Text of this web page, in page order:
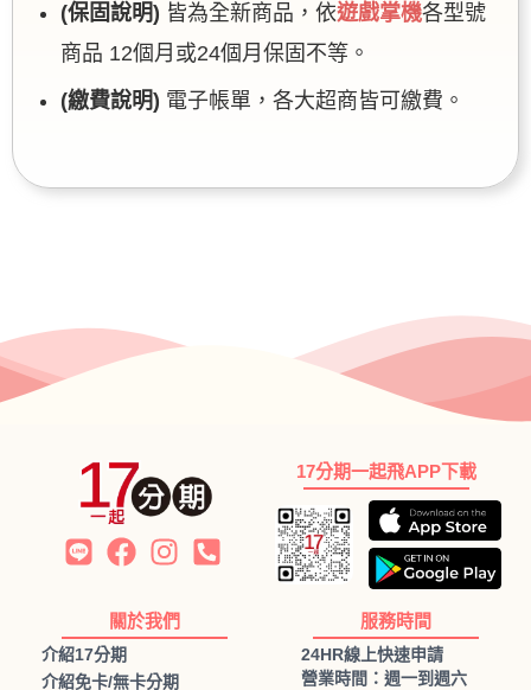
(保固說明) 皆為全新商品，依遊戲掌機各型號
商品 12個月或24個月保固不等。
(繳費說明) 電子帳單，各大超商皆可繳費。
17分期一起飛APP下載
關於我們
介紹17分期
介紹免卡/無卡分期
服務時間
24HR線上快速申請
營業時間：週一到週六